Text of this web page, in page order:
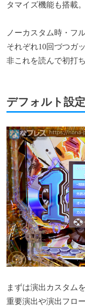
タマイズ機能も搭載。
ノーカスタム時・フ
それぞれ10回づつガ
非これを読んで初打
デフォルト設
まずは演出カスタム
重要演出や演出フロ